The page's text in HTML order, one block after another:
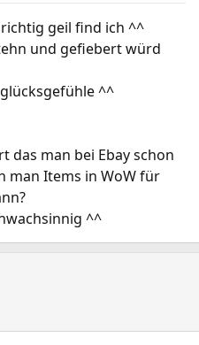
geil find ich ^^
und gefiebert würd
^^
das man bei Ebay schon
man Items in WoW für
^^